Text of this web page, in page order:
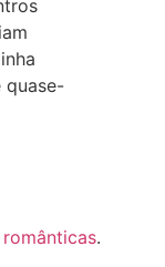
quase-
.